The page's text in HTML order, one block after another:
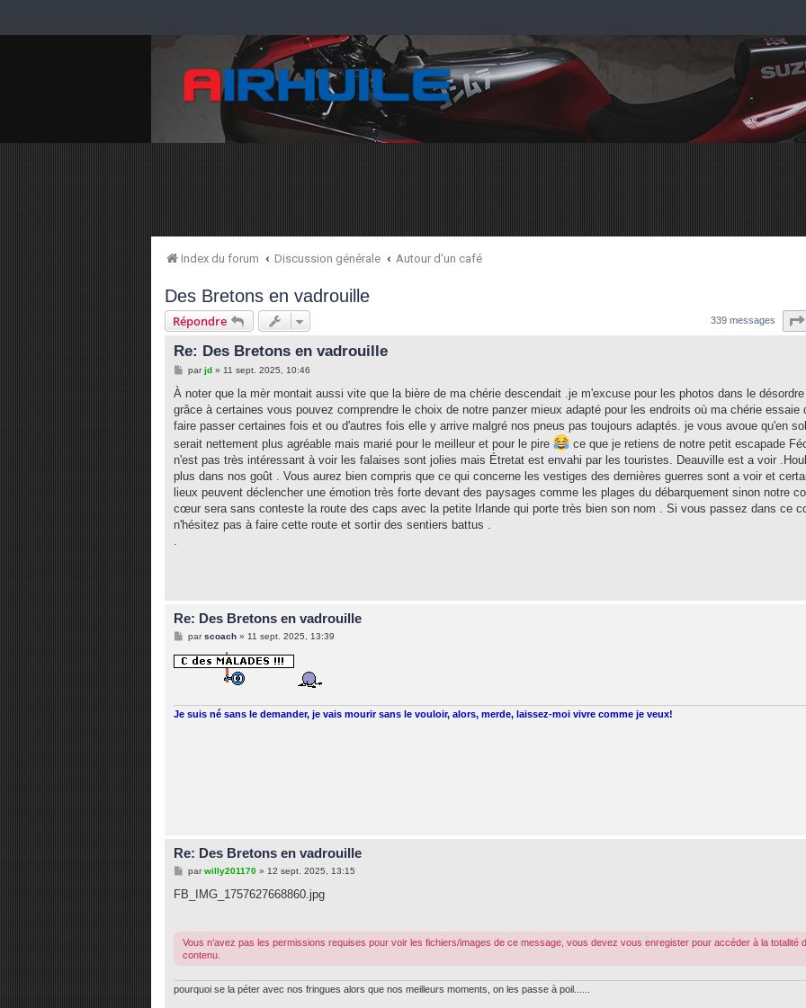
Index du forum Discussion générale Autour d'un café
Des Bretons en vadrouille
Répondre 339 messages
Re: Des Bretons en vadrouille
M
s
a
g
parjd» 11 sept. 2025, 10:46
À noter que la mèr montait aussi vite que la bière de ma chérie descendait .je m'excuse pour les photos dans le
grâce à certaines vous pouvez comprendre le choix de notre panzer mieux adapté pour les endroits où ma chérie essaie
faire passer certaines fois et ou d'autres fois elle y arrive malgré nos pneus pas toujours adaptés. je vous avoue qu'en
serait nettement plus agréable mais marié pour le meilleur et pour le pire
ce que je retiens de notre petit escapade
n'est pas très intéressant à voir les falaises sont jolies mais Étretat est envahi par les touristes. Deauville est a voir
plus dans nos goût . Vous aurez bien compris que ce qui concerne les vestiges des dernières guerres sont a voir et
lieux peuvent déclencher une émotion très forte devant des paysages comme les plages du débarquement sinon notre
cœur sera sans conteste la route des caps avec la petite Irlande qui porte très bien son nom . Si vous passez dans ce
n'hésitez pas à faire cette route et sortir des sentiers battus .
.
Re: Des Bretons en vadrouille
M
s
s
parscoach» 11 sept. 2025, 13:39
Je suis né sans le demander, je vais mourir sans le vouloir, alors, merde, laissez-moi vivre comme je veux!
Re: Des Bretons en vadrouille
M
s
s
parwilly201170» 12 sept. 2025, 13:15
FB_IMG_1757627668860.jpg
Vous n’avez pas les permissions requises pour voir les fichiers/images de ce message, vous devez vous enregister pour accéder à la totalité
contenu.
pourquoi se la péter avec nos fringues alors que nos meilleurs moments, on les passe à poil......